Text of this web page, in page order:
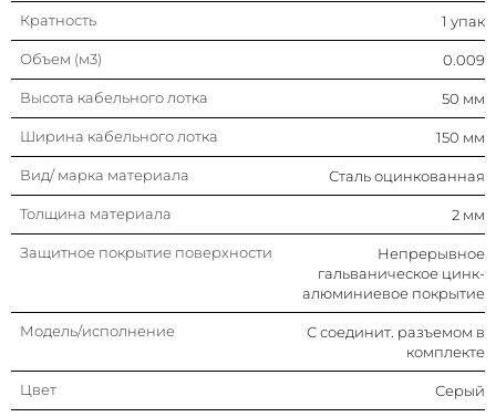
Кратность 1 упак
Объем (м3) 0.009
Высота кабельного лотка 50 мм
Ширина кабельного лотка 150 мм
Вид/ марка материала Сталь оцинкованная
Толщина материала 2 мм
Защитное покрытие поверхности
Непрерывное
гальваническое цинк-
алюминиевое покрытие
Модель/исполнение
С соединит. разъемом в
комплекте
Цвет Серый